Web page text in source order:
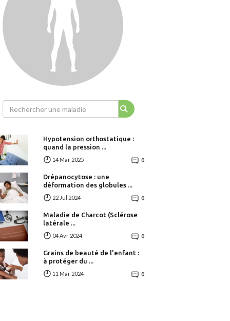
Hypotension orthostatique :
quand la pression ...
14 Mar 2025 0
Drépanocytose : une
déformation des globules ...
22 Jul 2024 0
Maladie de Charcot (Sclérose
latérale ...
04 Avr 2024 0
Grains de beauté de l'enfant :
à protéger du ...
11 Mar 2024 0